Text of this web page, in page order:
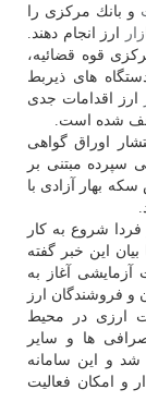
و بانك مركزی را
ارز انجام دهند.
قوه قضائیه،
های ذیربط
ارز اقدامات جدی
شده است.
اوراق گواهی
گواهی سپرده مبتنی بر
فروش سكه بهار آزادی با
شروع به كار
این خبر گفته
آغاز به
و فروشندگان ارز
ارزی در محیط
صرافی ها و سایر
شد و این سامانه
و امكان فعالیت